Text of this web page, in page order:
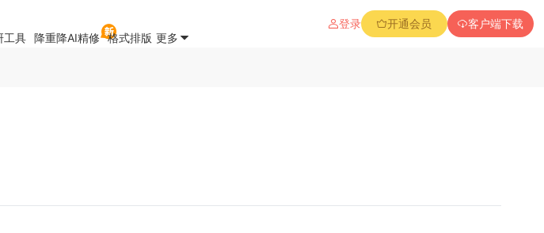
工具 降重降AI精修 格式排版 更多
登录 开通会员 客户端下载